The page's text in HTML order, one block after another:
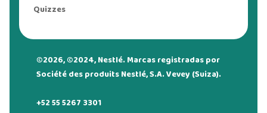
Quizzes
©2026, ©2024, Nestlé. Marcas registradas por
Société des produits Nestlé, S.A. Vevey (Suiza).
+52 55 5267 3301